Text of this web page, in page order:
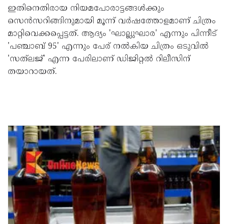
ഇതിനെതിരായ നിയമപോരാട്ടങ്ങൾക്കും
സെൻസറിങ്ങിനുമായി മൂന്ന് വർഷത്തോളമാണ് ചിത്രം
മാറ്റിവെക്കപ്പെട്ടത്. ആദ്യം 'ഘാല്ലുഘാര' എന്നും പിന്നീട്
'പഞ്ചാബ് 95' എന്നും പേര് നൽകിയ ചിത്രം ഒടുവിൽ
'സത്‌ലജ്' എന്ന പേരിലാണ് ഡിജിറ്റൽ റിലീസിന്
തയാറായത്.